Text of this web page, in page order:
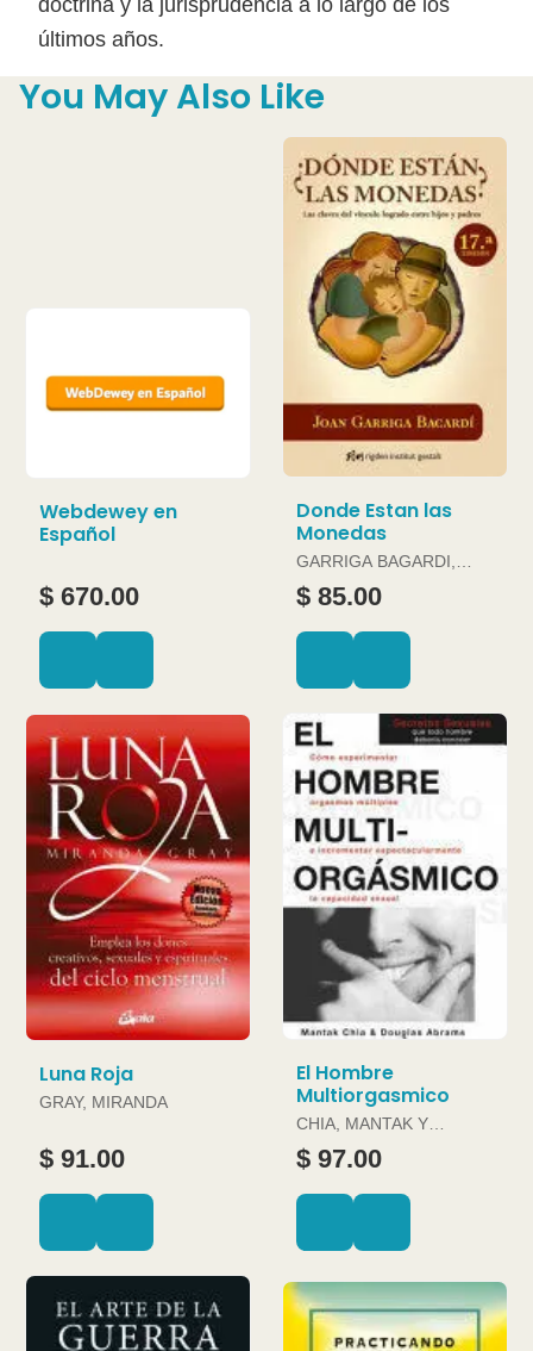
doctrina y la jurisprudencia a lo largo de los
últimos años.
You May Also Like
Webdewey en
Español
$ 670.00
Donde Estan las
Monedas
GARRIGA BAGARDI,
JOAN
$ 85.00
Luna Roja
GRAY, MIRANDA
$ 91.00
El Hombre
Multiorgasmico
CHIA, MANTAK Y
DOUGLAS ABRAMS
$ 97.00